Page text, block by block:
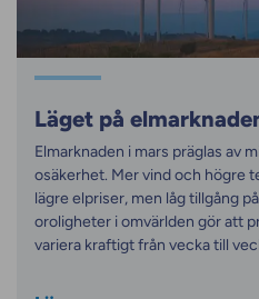
Läget på
Elmarknaden i mars präglas av
osäkerhet. Mer vind och högre
lägre elpriser, men låg tillgång
oroligheter i omvärlden gör att
variera kraftigt från vecka till